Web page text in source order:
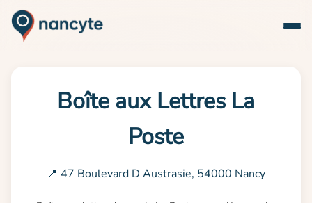
Boîte aux Lettres La
Poste
📍 47 Boulevard D Austrasie, 54000 Nancy